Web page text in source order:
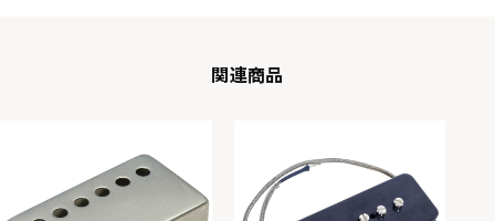
関連商品